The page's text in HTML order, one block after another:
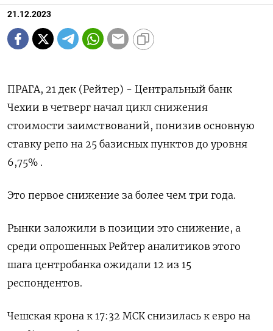
21.12.2023
ПРАГА, 21 дек (Рейтер) - Центральный банк
Чехии в четверг начал цикл снижения
стоимости заимствований, понизив основную
ставку репо на 25 базисных пунктов до уровня
6,75% .
Это первое снижение за более чем три года.
Рынки заложили в позиции это снижение, а
среди опрошенных Рейтер аналитиков этого
шага центробанка ожидали 12 из 15
респондентов.
Чешская крона к 17:32 МСК снизилась к евро на